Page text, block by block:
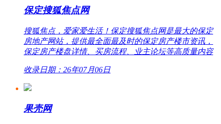
保定搜狐焦点网
搜狐焦点，爱家爱生活！保定搜狐焦点网是最大的保定
房地产网站，提供最全面最及时的保定房产楼市资讯，
保定房产楼盘详情、买房流程、业主论坛等高质量内容
收录日期：26年07月06日
果壳网